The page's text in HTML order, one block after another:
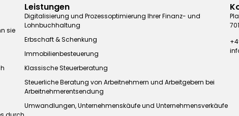
sie
Leistungen
Digitalisierung und Prozessoptimierung Ihrer Finanz- und
Lohnbuchhaltung
Erbschaft & Schenkung
Immobilienbesteuerung
Klassische Steuerberatung
Steuerliche Beratung von Arbeitnehmern und Arbeitgebern bei
Arbeitnehmerentsendung
Umwandlungen, Unternehmenskäufe und Unternehmensverkäufe